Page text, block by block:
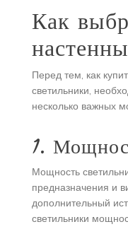
Как
Перед тем, как
светильники,
несколько важных
1.
Мощность
предназначения и
дополнительный
светильники